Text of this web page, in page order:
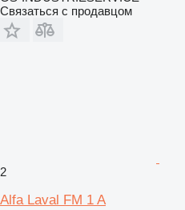
Связаться с продавцом
2
Alfa Laval FM 1 A